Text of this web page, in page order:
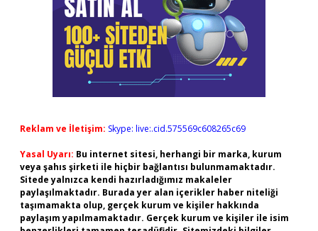
Reklam ve İletişim: Skype: live:.cid.575569c608265c69
Yasal Uyarı: Bu internet sitesi, herhangi bir marka, kurum
veya şahıs şirketi ile hiçbir bağlantısı bulunmamaktadır.
Sitede yalnızca kendi hazırladığımız makaleler
paylaşılmaktadır. Burada yer alan içerikler haber niteliği
taşımamakta olup, gerçek kurum ve kişiler hakkında
paylaşım yapılmamaktadır. Gerçek kurum ve kişiler ile isim